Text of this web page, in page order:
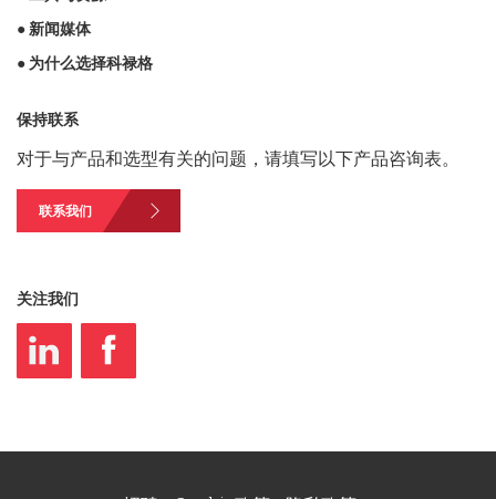
● 新闻媒体
● 为什么选择科禄格
保持联系
对于与产品和选型有关的问题，请填写以下产品咨询表。
联系我们
关注我们